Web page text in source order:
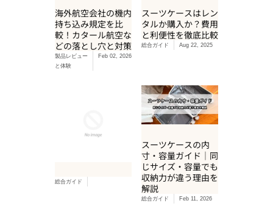
海外航空会社の機内
持ち込み規定を比
較！カタール航空な
どの落とし穴と対策
製品レビュー
と体験
Feb 02, 2026
スーツケースはレン
タルか購入か？費用
と利便性を徹底比較
総合ガイド Aug 22, 2025
総合ガイド
スーツケースの内
寸・容量ガイド｜同
じサイズ・容量でも
収納力が違う理由を
解説
総合ガイド Feb 11, 2026